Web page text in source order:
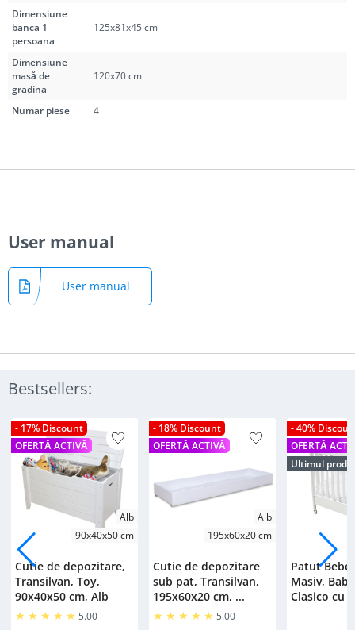
Dimensiune
banca 1
persoana
125x81x45 cm
Dimensiune
masă de
gradina
120x70 cm
Numar piese 4
User manual
User manual
Bestsellers:
- 17% Discount
OFERTĂ ACTIVĂ
Alb
90x40x50 cm
Cutie de depozitare,
Transilvan, Toy,
90x40x50 cm, Alb
5.00
- 18% Discount
OFERTĂ ACTIVĂ
Alb
195x60x20 cm
Cutie de depozitare
sub pat, Transilvan,
195x60x20 cm, ...
5.00
- 40%
OFERTĂ
Ultimul
Patut
Masiv,
Clasico cu